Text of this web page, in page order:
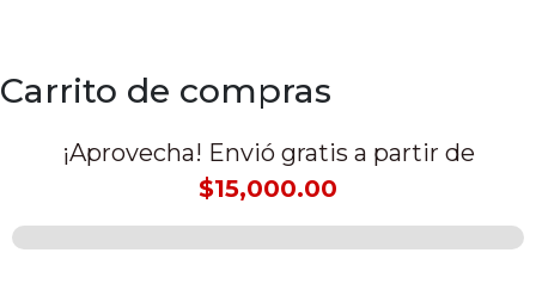
Carrito de compras
¡Aprovecha! Envió gratis a partir de
$15,000.00